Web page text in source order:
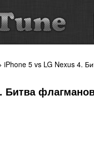
iPhone 5 vs LG Nexus 4.
Битва